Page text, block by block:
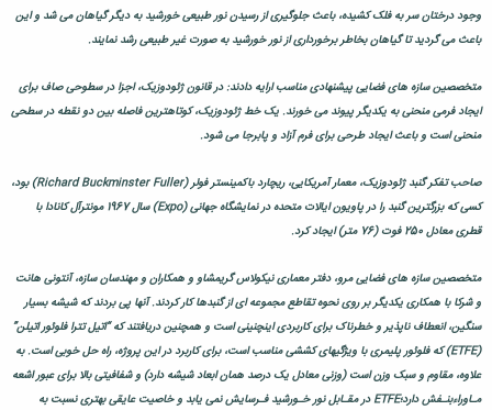
وجود درختان سر به فلک کشیده، باعث جلوگیری از رسیدن نور طبیعی خورشید به دیگر گیاهان می شد و این
باعث می گردید تا گیاهان بخاطر برخورداری از نور خورشید به صورت غیر طبیعی رشد نمایند.
متخصصین سازه های فضایی پیشنهادی مناسب ارایه دادند: در قانون ژئودوزیک، اجزا در سطوحی صاف برای
ایجاد فرمی منحنی به یکدیگر پیوند می خورند. یک خط ژئودوزیک، کوتاهترین فاصله بین دو نقطه در سطحی
منحنی است و باعث ایجاد طرحی برای فرم آزاد و پابرجا می شود.
صاحب تفکر گنبد ژئودوزیک، معمار آمریکایی، ریچارد باکمینستر فولر (Richard Buckminster Fuller) بود،
کسی که بزرگترین گنبد را در پاویون ایالات متحده در نمایشگاه جهانی (Expo) سال 1967 مونترآل کانادا با
قطری معادل 250 فوت (76 متر) ایجاد کرد.
متخصصین سازه های فضایی مرو، دفتر معماری نیکولاس گریمشاو و همکاران و مهندسان سازه، آنتونی هانت
و شرکا با همکاری یکدیگر بر روی نحوه تقاطع مجموعه ای از گنبدها کار کردند. آنها پی بردند که شیشه بسیار
سنگین، انعطاف ناپذیر و خطرناک برای کاربردی اینچنینی است و همچنین دریافتند که “اتیل تترا فلوئور اتیلن”
(ETFE) که فلوئور پلیمری با ویژگیهای کششی مناسب است، برای کاربرد در این پروژه، راه حل خوبی است. به
علاوه، مقاوم و سبک وزن است (وزنی معادل یک درصد همان ابعاد شیشه دارد) و شفافیتی بالا برای عبور اشعه
مـاوراءبنـفش دارد؛ETFE در مقـابل نور خـورشید فـرسایش نمی یابد و خاصیت عایقی بهتری نسبت به